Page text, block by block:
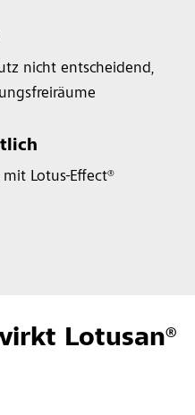
nicht entscheidend,
Lotus-Effect®
Lotusan®